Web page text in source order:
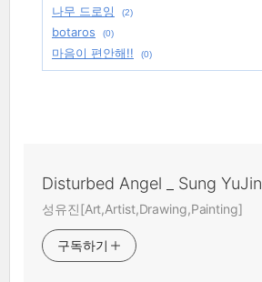
나무 드로잉
(2)
botaros
(0)
마음이 편안해!!
(0)
Disturbed Angel _ Sung YuJin
성유진[Art,Artist,Drawing,Painting]
구독하기